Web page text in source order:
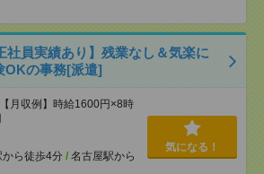
社員実績あり】残業なし＆気楽に
OKの事務[派遣]
月収例】時給1600円×8時
ら徒歩4分 / 名古屋駅から
気になる！